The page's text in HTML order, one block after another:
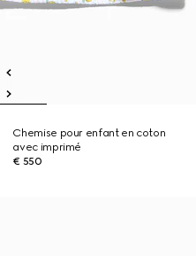
Chemise pour enfant en coton
avec imprimé
€ 550